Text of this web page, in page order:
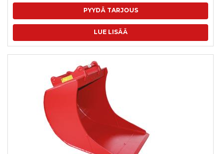
PYYDÄ TARJOUS
LUE LISÄÄ